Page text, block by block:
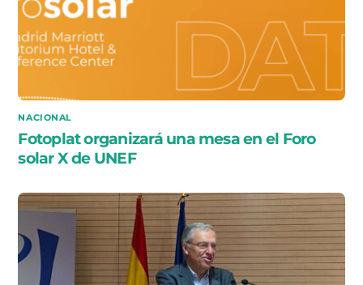
NACIONAL
Fotoplat organizará una mesa en el Foro
solar X de UNEF